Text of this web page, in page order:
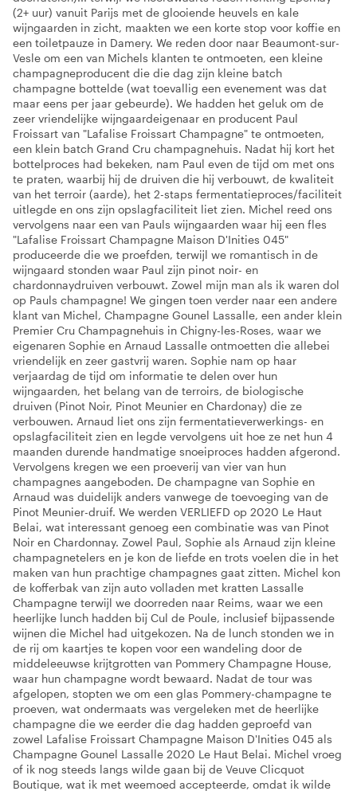
(2+ uur) vanuit Parijs met de glooiende heuvels en kale
wijngaarden in zicht, maakten we een korte stop voor koffie en
een toiletpauze in Damery. We reden door naar Beaumont-sur-
Vesle om een van Michels klanten te ontmoeten, een kleine
champagneproducent die die dag zijn kleine batch
champagne bottelde (wat toevallig een evenement was dat
maar eens per jaar gebeurde). We hadden het geluk om de
zeer vriendelijke wijngaardeigenaar en producent Paul
Froissart van "Lafalise Froissart Champagne" te ontmoeten,
een klein batch Grand Cru champagnehuis. Nadat hij kort het
bottelproces had bekeken, nam Paul even de tijd om met ons
te praten, waarbij hij de druiven die hij verbouwt, de kwaliteit
van het terroir (aarde), het 2-staps fermentatieproces/faciliteit
uitlegde en ons zijn opslagfaciliteit liet zien. Michel reed ons
vervolgens naar een van Pauls wijngaarden waar hij een fles
"Lafalise Froissart Champagne Maison D'Inities 045"
produceerde die we proefden, terwijl we romantisch in de
wijngaard stonden waar Paul zijn pinot noir- en
chardonnaydruiven verbouwt. Zowel mijn man als ik waren dol
op Pauls champagne! We gingen toen verder naar een andere
klant van Michel, Champagne Gounel Lassalle, een ander klein
Premier Cru Champagnehuis in Chigny-les-Roses, waar we
eigenaren Sophie en Arnaud Lassalle ontmoetten die allebei
vriendelijk en zeer gastvrij waren. Sophie nam op haar
verjaardag de tijd om informatie te delen over hun
wijngaarden, het belang van de terroirs, de biologische
druiven (Pinot Noir, Pinot Meunier en Chardonay) die ze
verbouwen. Arnaud liet ons zijn fermentatieverwerkings- en
opslagfaciliteit zien en legde vervolgens uit hoe ze net hun 4
maanden durende handmatige snoeiproces hadden afgerond.
Vervolgens kregen we een proeverij van vier van hun
champagnes aangeboden. De champagne van Sophie en
Arnaud was duidelijk anders vanwege de toevoeging van de
Pinot Meunier-druif. We werden VERLIEFD op 2020 Le Haut
Belai, wat interessant genoeg een combinatie was van Pinot
Noir en Chardonnay. Zowel Paul, Sophie als Arnaud zijn kleine
champagnetelers en je kon de liefde en trots voelen die in het
maken van hun prachtige champagnes gaat zitten. Michel kon
de kofferbak van zijn auto volladen met kratten Lassalle
Champagne terwijl we doorreden naar Reims, waar we een
heerlijke lunch hadden bij Cul de Poule, inclusief bijpassende
wijnen die Michel had uitgekozen. Na de lunch stonden we in
de rij om kaartjes te kopen voor een wandeling door de
middeleeuwse krijtgrotten van Pommery Champagne House,
waar hun champagne wordt bewaard. Nadat de tour was
afgelopen, stopten we om een glas Pommery-champagne te
proeven, wat ondermaats was vergeleken met de heerlijke
champagne die we eerder die dag hadden geproefd van
zowel Lafalise Froissart Champagne Maison D'Inities 045 als
Champagne Gounel Lassalle 2020 Le Haut Belai. Michel vroeg
of ik nog steeds langs wilde gaan bij de Veuve Clicquot
Boutique, wat ik met weemoed accepteerde, omdat ik wilde